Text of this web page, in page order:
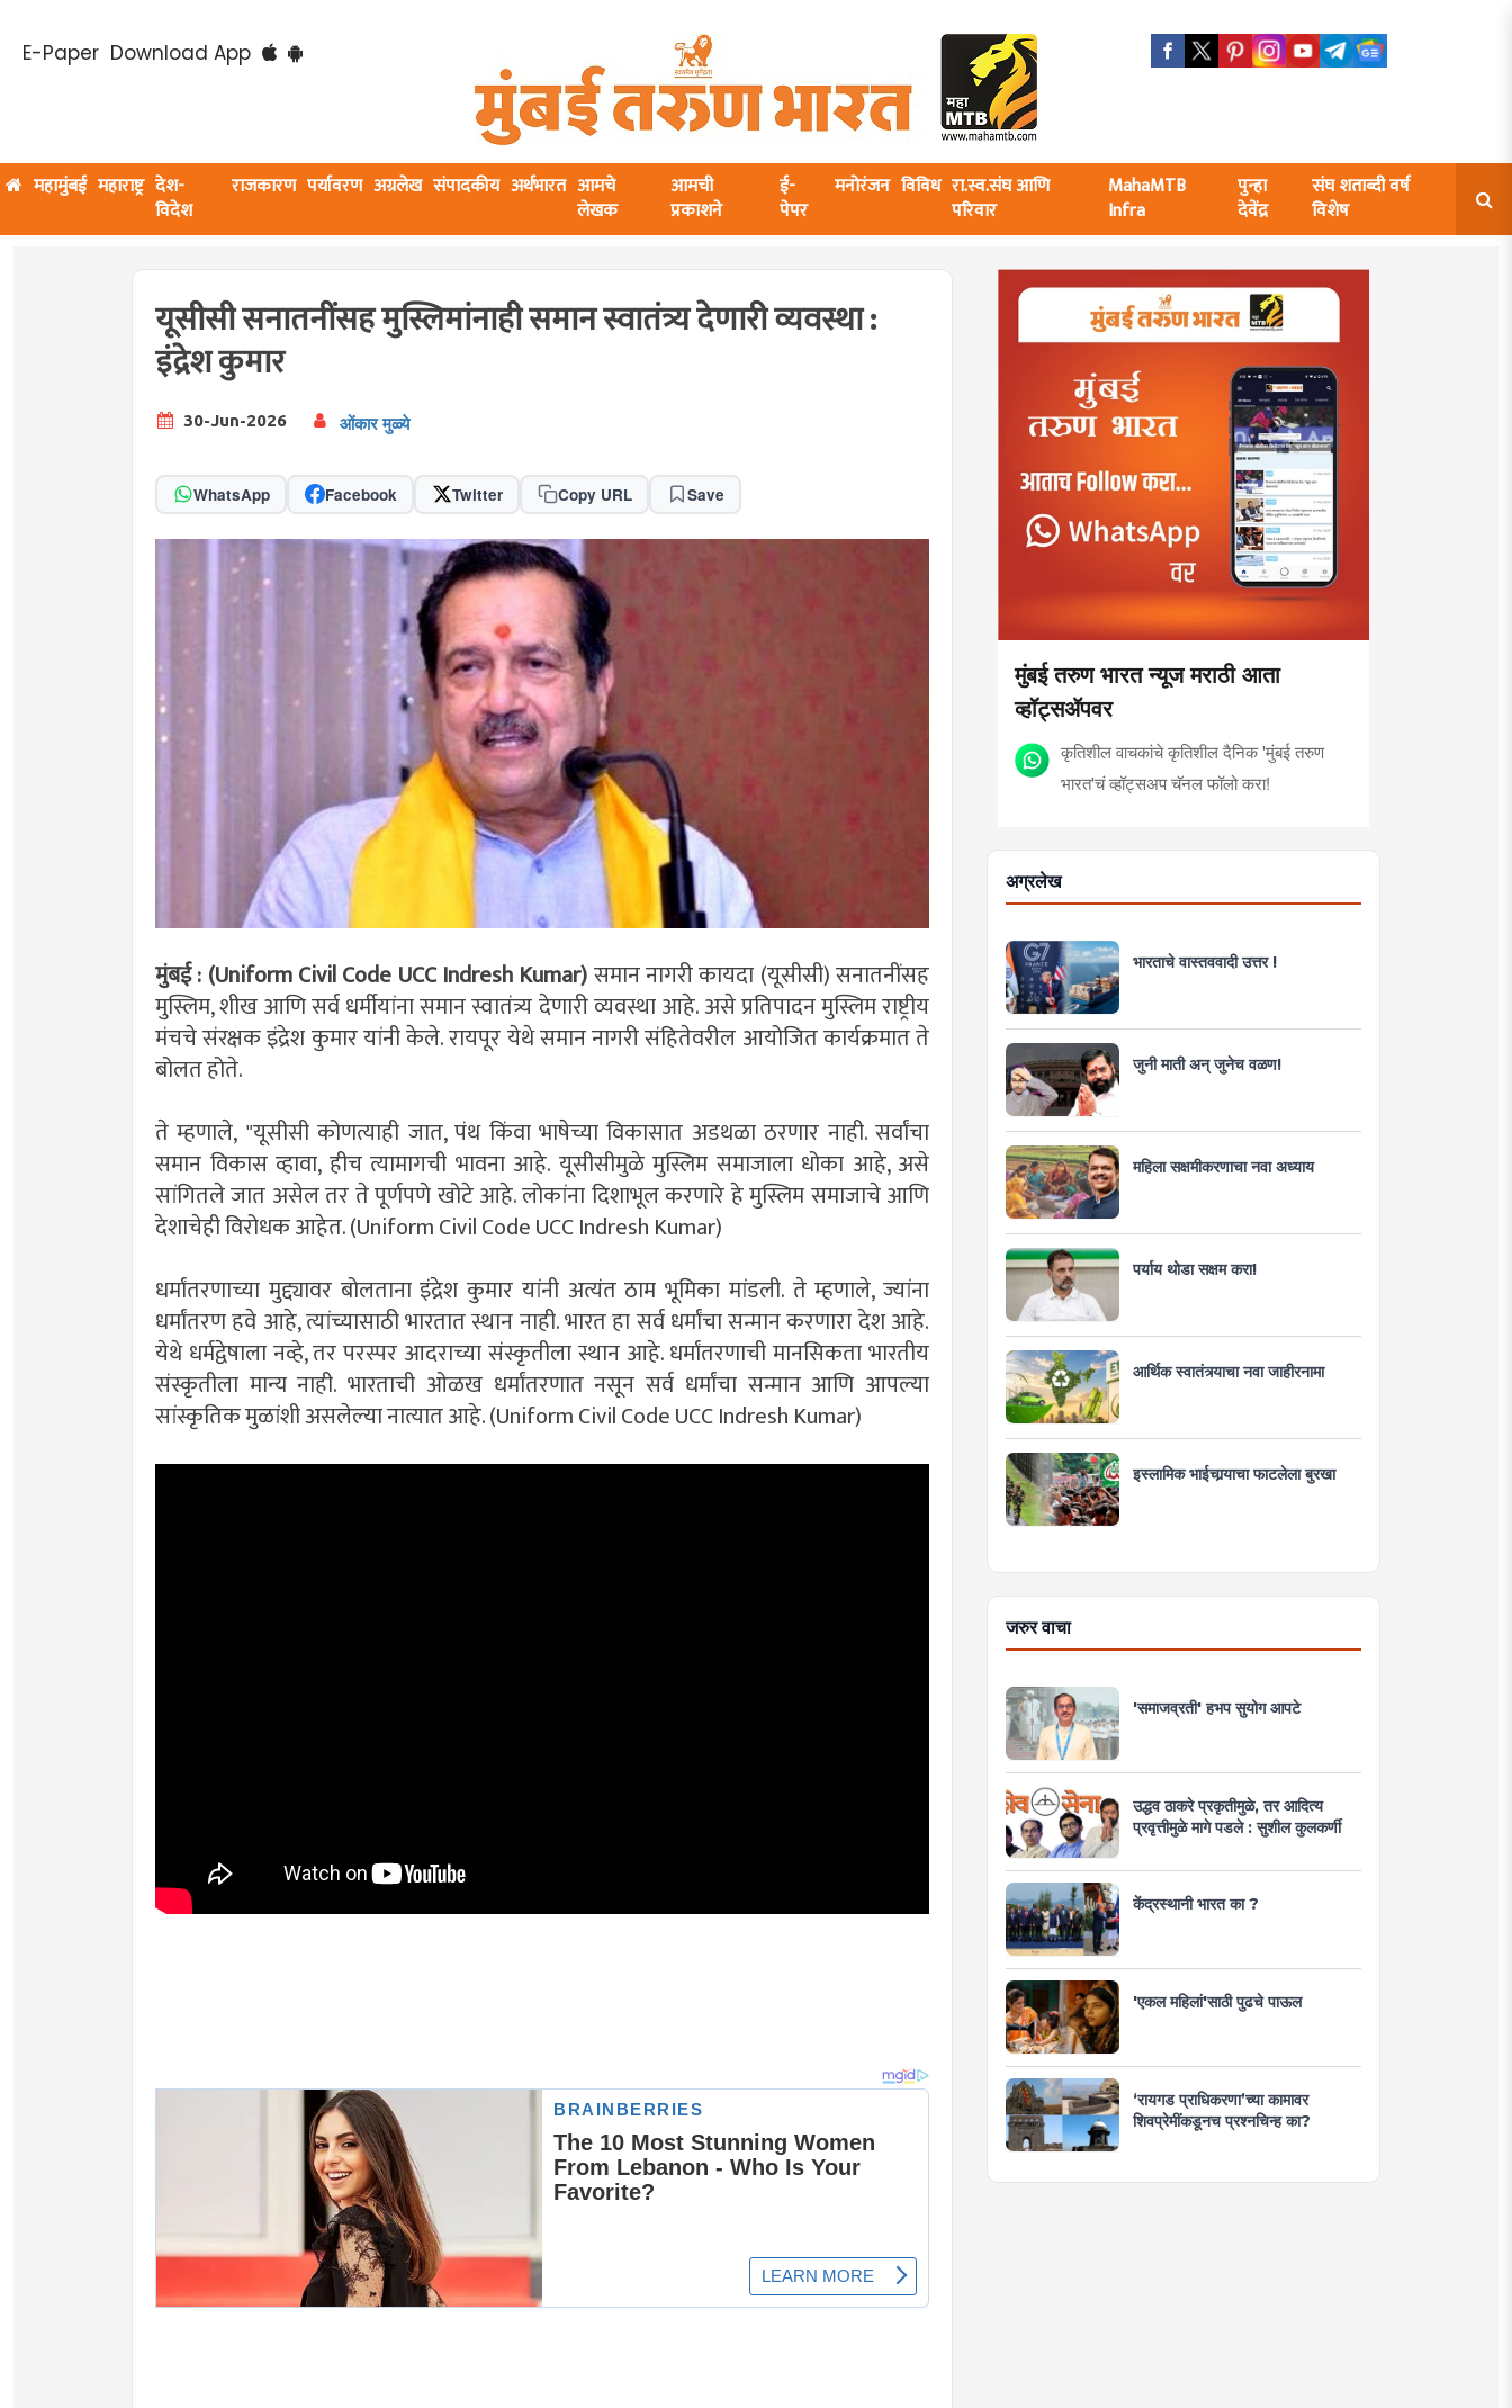
E-Paper Download App
महामुंबई महाराष्ट्र देश-
विदेश
राजकारण पर्यावरण अग्रलेख संपादकीय अर्थभारत आमचे
लेखक
आमची
प्रकाशने
ई-
पेपर
मनोरंजन विविध रा.स्व.संघ आणि
परिवार
MahaMTB
Infra
पुन्हा
देवेंद्र
संघ शताब्दी वर्ष
विशेष
यूसीसी सनातनींसह मुस्लिमांनाही समान स्वातंत्र्य देणारी व्यवस्था :
इंद्रेश कुमार
30-Jun-2026 ओंकार मुळ्ये
WhatsApp Facebook Twitter Copy URL Save
मुंबई : (Uniform Civil Code UCC Indresh Kumar)समान नागरी कायदा (यूसीसी) सनातनींसह
मुस्लिम, शीख आणि सर्व धर्मीयांना समान स्वातंत्र्य देणारी व्यवस्था आहे. असे प्रतिपादन मुस्लिम राष्ट्रीय
मंचचे संरक्षक इंद्रेश कुमार यांनी केले. रायपूर येथे समान नागरी संहितेवरील आयोजित कार्यक्रमात ते
बोलत होते.
ते म्हणाले, "यूसीसी कोणत्याही जात, पंथ किंवा भाषेच्या विकासात अडथळा ठरणार नाही. सर्वांचा
समान विकास व्हावा, हीच त्यामागची भावना आहे. यूसीसीमुळे मुस्लिम समाजाला धोका आहे, असे
सांगितले जात असेल तर ते पूर्णपणे खोटे आहे. लोकांना दिशाभूल करणारे हे मुस्लिम समाजाचे आणि
देशाचेही विरोधक आहेत. (Uniform Civil Code UCC Indresh Kumar)
धर्मांतरणाच्या मुद्द्यावर बोलताना इंद्रेश कुमार यांनी अत्यंत ठाम भूमिका मांडली. ते म्हणाले, ज्यांना
धर्मांतरण हवे आहे, त्यांच्यासाठी भारतात स्थान नाही. भारत हा सर्व धर्मांचा सन्मान करणारा देश आहे.
येथे धर्मद्वेषाला नव्हे, तर परस्पर आदराच्या संस्कृतीला स्थान आहे. धर्मांतरणाची मानसिकता भारतीय
संस्कृतीला मान्य नाही. भारताची ओळख धर्मांतरणात नसून सर्व धर्मांचा सन्मान आणि आपल्या
सांस्कृतिक मुळांशी असलेल्या नात्यात आहे. (Uniform Civil Code UCC Indresh Kumar)
मुंबई तरुण भारत न्यूज मराठी आता
व्हॉट्सॲपवर
कृतिशील वाचकांचे कृतिशील दैनिक 'मुंबई तरुण
भारत'चं व्हॉट्सअप चॅनल फॉलो करा!
अग्रलेख
भारताचे वास्तववादी उत्तर !
जुनी माती अन् जुनेच वळण!
महिला सक्षमीकरणाचा नवा अध्याय
पर्याय थोडा सक्षम करा!
आर्थिक स्वातंत्र्याचा नवा जाहीरनामा
इस्लामिक भाईचार्‍याचा फाटलेला बुरखा
जरुर वाचा
'समाजव्रती' हभप सुयोग आपटे
उद्धव ठाकरे प्रकृतीमुळे, तर आदित्य
प्रवृत्तीमुळे मागे पडले : सुशील कुलकर्णी
केंद्रस्थानी भारत का ?
'एकल महिलां'साठी पुढचे पाऊल
‘रायगड प्राधिकरणा’च्या कामावर
शिवप्रेमींकडूनच प्रश्नचिन्ह का?